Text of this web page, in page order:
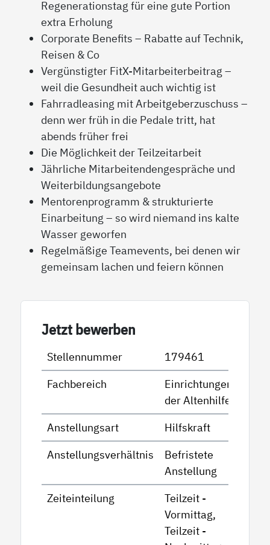
Regenerationstag für eine gute Portion
extra Erholung
Corporate Benefits – Rabatte auf Technik,
Reisen & Co
Vergünstigter FitX-Mitarbeiterbeitrag –
weil die Gesundheit auch wichtig ist
Fahrradleasing mit Arbeitgeberzuschuss –
denn wer früh in die Pedale tritt, hat
abends früher frei
Die Möglichkeit der Teilzeitarbeit
Jährliche Mitarbeitendengespräche und
Weiterbildungsangebote
Mentorenprogramm & strukturierte
Einarbeitung – so wird niemand ins kalte
Wasser geworfen
Regelmäßige Teamevents, bei denen wir
gemeinsam lachen und feiern können
Jetzt bewerben
Stellennummer
179461
Fachbereich
Einrichtungen
der Altenhilfe
Anstellungsart
Hilfskraft
Anstellungsverhältnis
Befristete
Anstellung
Zeiteinteilung
Teilzeit -
Vormittag,
Teilzeit -